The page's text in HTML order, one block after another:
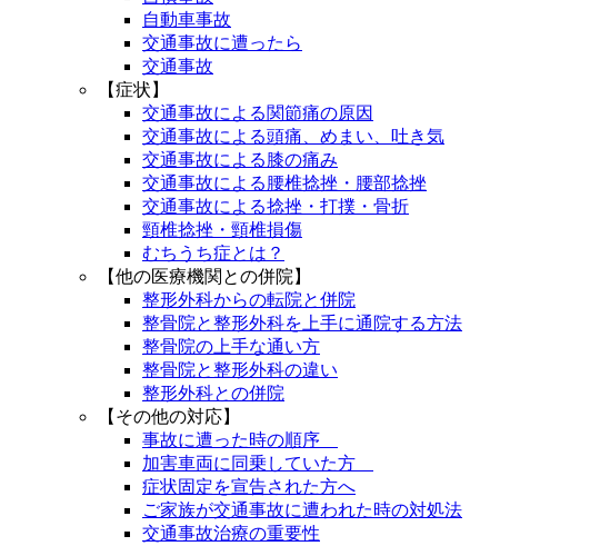
自動車事故
交通事故に遭ったら
交通事故
【症状】
交通事故による関節痛の原因
交通事故による頭痛、めまい、吐き気
交通事故による膝の痛み
交通事故による腰椎捻挫・腰部捻挫
交通事故による捻挫・打撲・骨折
頸椎捻挫・頸椎損傷
むちうち症とは？
【他の医療機関との併院】
整形外科からの転院と併院
整骨院と整形外科を上手に通院する方法
整骨院の上手な通い方
整骨院と整形外科の違い
整形外科との併院
【その他の対応】
事故に遭った時の順序
加害車両に同乗していた方
症状固定を宣告された方へ
ご家族が交通事故に遭われた時の対処法
交通事故治療の重要性